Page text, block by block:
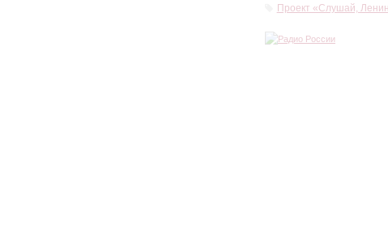
Проект «Слушай,